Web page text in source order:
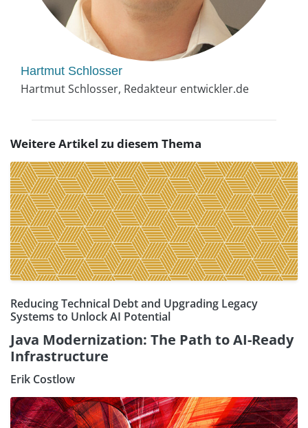
Hartmut Schlosser
Hartmut Schlosser, Redakteur entwickler.de
Weitere Artikel zu diesem Thema
Reducing Technical Debt and Upgrading Legacy
Systems to Unlock AI Potential
Java Modernization: The Path to AI-Ready
Infrastructure
Erik Costlow